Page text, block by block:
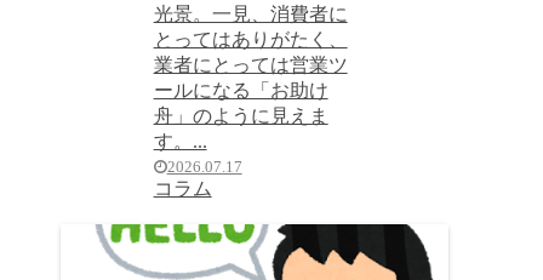
光景。一見、消費者に
とってはありがたく、
業者にとっては営業ツ
ールになる「お助け
舟」のように見えま
す。...
2026.07.17
コラム